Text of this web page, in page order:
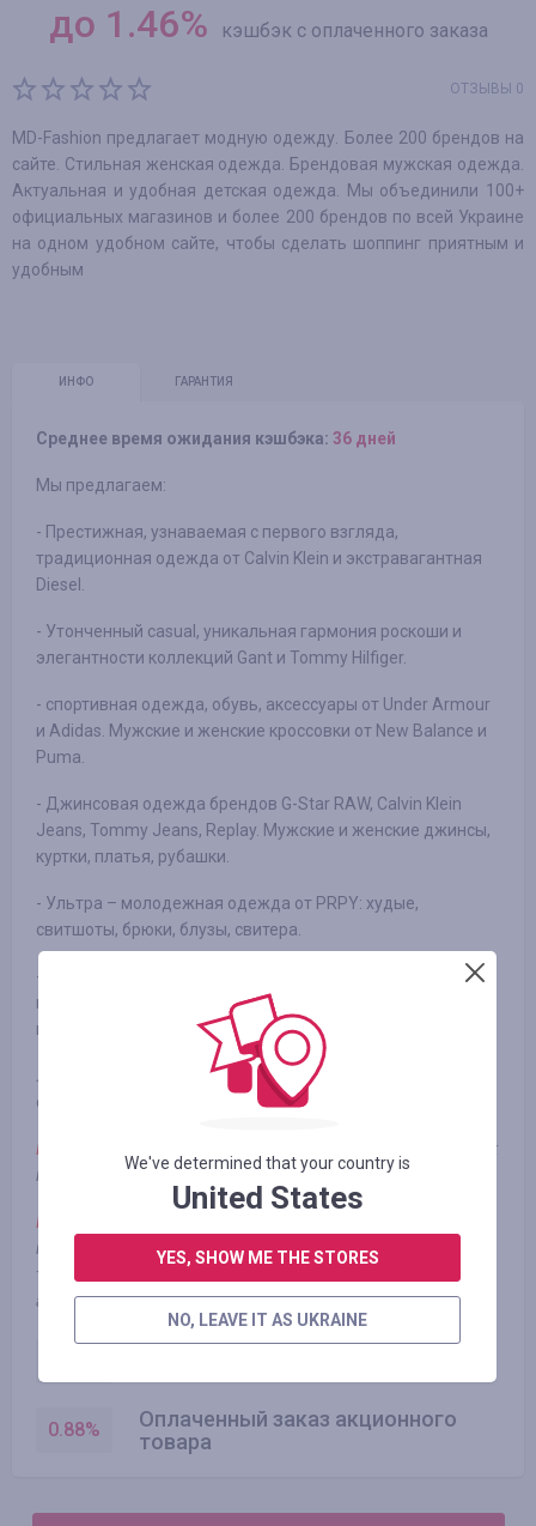
до 1.46% кэшбэк с оплаченного заказа
ОТЗЫВЫ 0
MD-Fashion предлагает модную одежду. Более 200 брендов на
сайте. Стильная женская одежда. Брендовая мужская одежда.
Актуальная и удобная детская одежда. Мы объединили 100+
официальных магазинов и более 200 брендов по всей Украине
на одном удобном сайте, чтобы сделать шоппинг приятным и
удобным
ИНФО ГАРАНТИЯ
Среднее время ожидания кэшбэка: 36 дней
Мы предлагаем:
- Престижная, узнаваемая с первого взгляда,
традиционная одежда от Calvin Klein и экстравагантная
Diesel.
- Утонченный casual, уникальная гармония роскоши и
элегантности коллекций Gant и Tommy Hilfiger.
- спортивная одежда, обувь, аксессуары от Under Armour
и Adidas. Мужские и женские кроссовки от New Balance и
Puma.
- Джинсовая одежда брендов G-Star RAW, Calvin Klein
Jeans, Tommy Jeans, Replay. Мужские и женские джинсы,
куртки, платья, рубашки.
- Ультра – молодежная одежда от PRPY: худые,
свитшоты, брюки, блузы, свитера.
- Аксессуары для работы и спорта. Женские сумки Guess
на разные случаи жизни. Мужские повседневные сумки:
мессенджеры, дорожные, кросс-боди и т.д.
Лучшие бренды MD-Fashion для самых взыскательных в
одном магазине.
Примечание:
При заказе из раздела "Рекомендации" кэшбек
не начисляется
Примечание**:
программы, то фактически это скидка. И за покупку этого
товара заказ начисляется как оплаченный заказ
акционного товара.
0.88%
Оплаченный заказ акционного
товара
We've determined that your country is
United States
YES, SHOW ME THE STORES
NO, LEAVE IT AS UKRAINE